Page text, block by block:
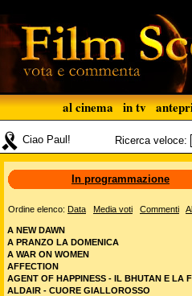
al cinema in tv
Ciao Paul! Ricerca veloce:
In programmazione
Ordine elenco: Data Media voti Commenti
A NEW DAWN
A PRANZO LA DOMENICA
A WAR ON WOMEN
AFFECTION
AGENT OF HAPPINESS - IL BHUTAN E LA
ALDAIR - CUORE GIALLOROSSO